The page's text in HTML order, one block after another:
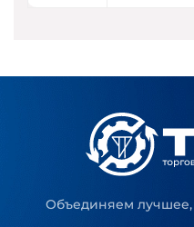
Объединяем